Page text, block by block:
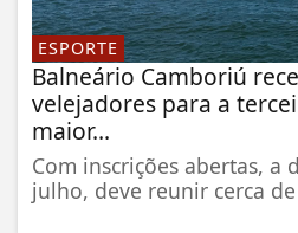
ESPORTE
Balneário Camboriú
velejadores para a
maior...
Com inscrições abertas, a
julho, deve reunir cerca